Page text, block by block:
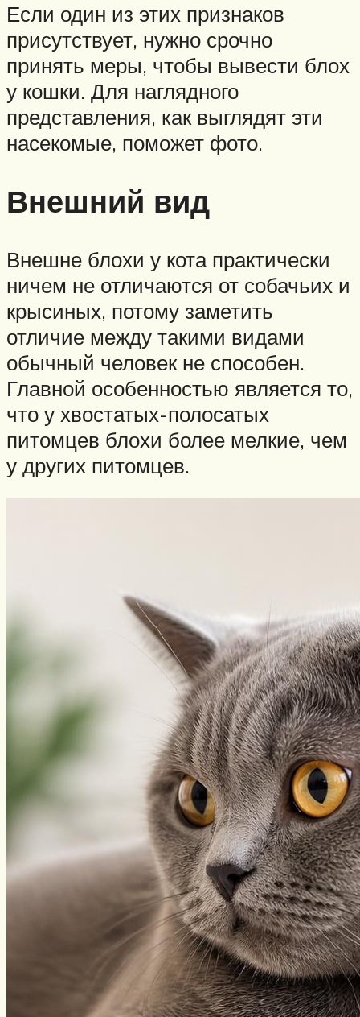
Если один из этих признаков
присутствует, нужно срочно
принять меры, чтобы вывести блох
у кошки. Для наглядного
представления, как выглядят эти
насекомые, поможет фото.
Внешний вид
Внешне блохи у кота практически
ничем не отличаются от собачьих и
крысиных, потому заметить
отличие между такими видами
обычный человек не способен.
Главной особенностью является то,
что у хвостатых-полосатых
питомцев блохи более мелкие, чем
у других питомцев.